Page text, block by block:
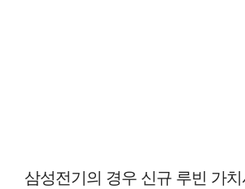
삼성전기의 경우 신규 루빈 가